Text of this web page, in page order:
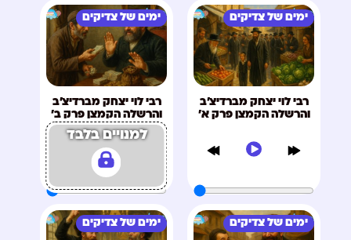
ימים של צדיקים
רבי לוי יצחק מברדיצ'ב
והרשלה הקמצן פרק א'
ימים של צדיקים
רבי לוי יצחק מברדיצ'ב
והרשלה הקמצן פרק ב'
למנויים בלבד
ימים של צדיקים ימים של צדיקים